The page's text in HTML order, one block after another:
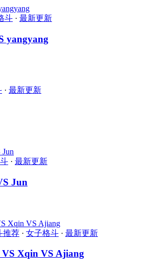
斗 · 最新更新
yangyang
· 最新更新
· 最新更新
Jun
推荐 · 女子格斗 · 最新更新
Xqin VS Ajiang